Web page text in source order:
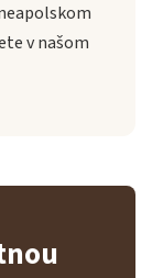
v našom